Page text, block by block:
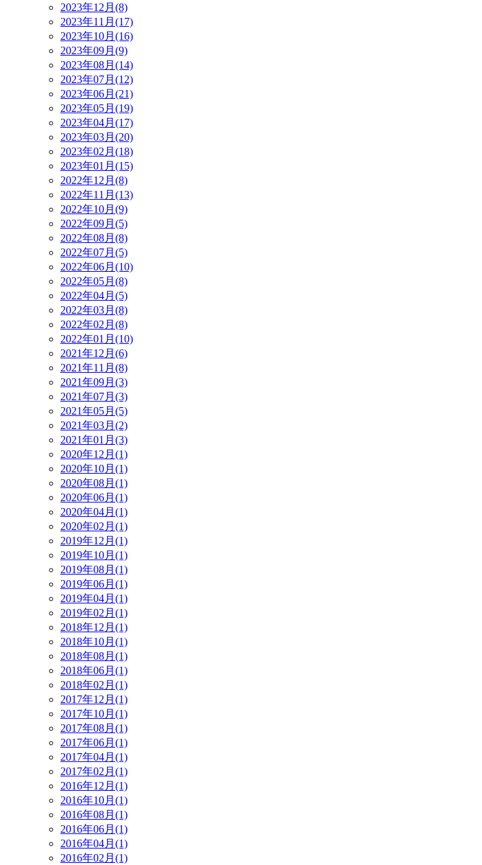
2023年12月(8)
2023年11月(17)
2023年10月(16)
2023年09月(9)
2023年08月(14)
2023年07月(12)
2023年06月(21)
2023年05月(19)
2023年04月(17)
2023年03月(20)
2023年02月(18)
2023年01月(15)
2022年12月(8)
2022年11月(13)
2022年10月(9)
2022年09月(5)
2022年08月(8)
2022年07月(5)
2022年06月(10)
2022年05月(8)
2022年04月(5)
2022年03月(8)
2022年02月(8)
2022年01月(10)
2021年12月(6)
2021年11月(8)
2021年09月(3)
2021年07月(3)
2021年05月(5)
2021年03月(2)
2021年01月(3)
2020年12月(1)
2020年10月(1)
2020年08月(1)
2020年06月(1)
2020年04月(1)
2020年02月(1)
2019年12月(1)
2019年10月(1)
2019年08月(1)
2019年06月(1)
2019年04月(1)
2019年02月(1)
2018年12月(1)
2018年10月(1)
2018年08月(1)
2018年06月(1)
2018年02月(1)
2017年12月(1)
2017年10月(1)
2017年08月(1)
2017年06月(1)
2017年04月(1)
2017年02月(1)
2016年12月(1)
2016年10月(1)
2016年08月(1)
2016年06月(1)
2016年04月(1)
2016年02月(1)